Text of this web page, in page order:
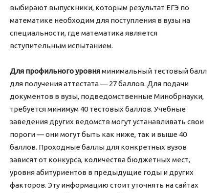
выбирают выпускники, которым результат ЕГЭ по
математике необходим для поступления в вузы на
специальности, где математика является
вступительным испытанием.
Для профильного уровняминимальный тестовый балл
для получения аттестата — 27 баллов. Для подачи
документов в вузы, подведомственные Минобрнауки,
требуется минимум 40 тестовых баллов. Учебные
заведения других ведомств могут устанавливать свои
пороги — они могут быть как ниже, так и выше 40
баллов. Проходные баллы для конкретных вузов
зависят от конкурса, количества бюджетных мест,
уровня абитуриентов в предыдущие годы и других
факторов. Эту информацию стоит уточнять на сайтах